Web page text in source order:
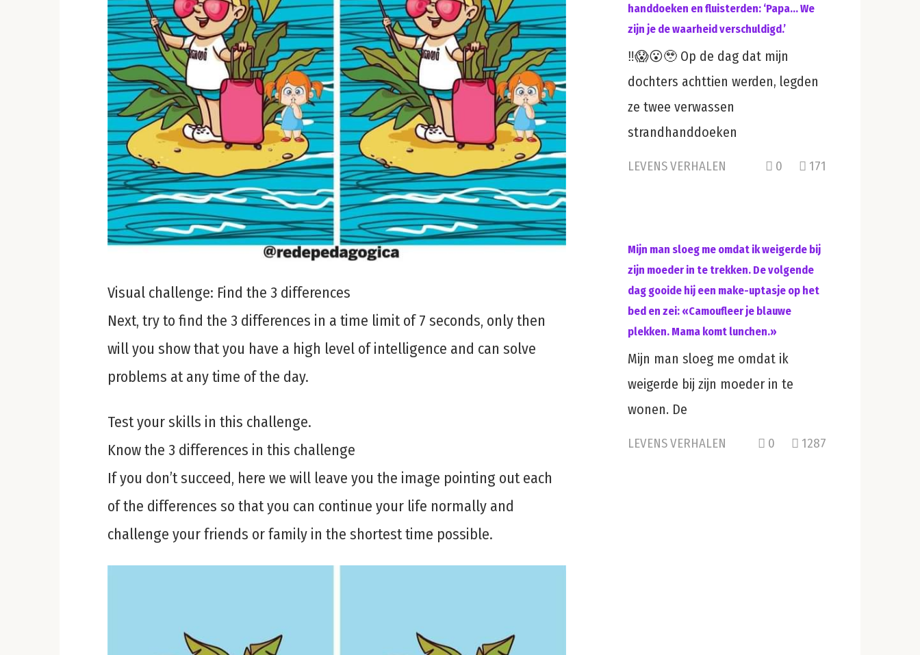
Visual challenge: Find the 3 differences
Next, try to find the 3 differences in a time limit of 7 seconds, only then
will you show that you have a high level of intelligence and can solve
problems at any time of the day.
Test your skills in this challenge.
Know the 3 differences in this challenge
If you don’t succeed, here we will leave you the image pointing out each
of the differences so that you can continue your life normally and
challenge your friends or family in the shortest time possible.
handdoeken en fluisterden: ‘Papa… We
zijn je de waarheid verschuldigd.’
‼️😱😮🥹 Op de dag dat mijn
dochters achttien werden, legden
ze twee verwassen
strandhanddoeken
LEVENS VERHALEN 0 171
Mijn man sloeg me omdat ik weigerde bij
zijn moeder in te trekken. De volgende
dag gooide hij een make-uptasje op het
bed en zei: «Camoufleer je blauwe
plekken. Mama komt lunchen.»
Mijn man sloeg me omdat ik
weigerde bij zijn moeder in te
wonen. De
LEVENS VERHALEN 0 1287